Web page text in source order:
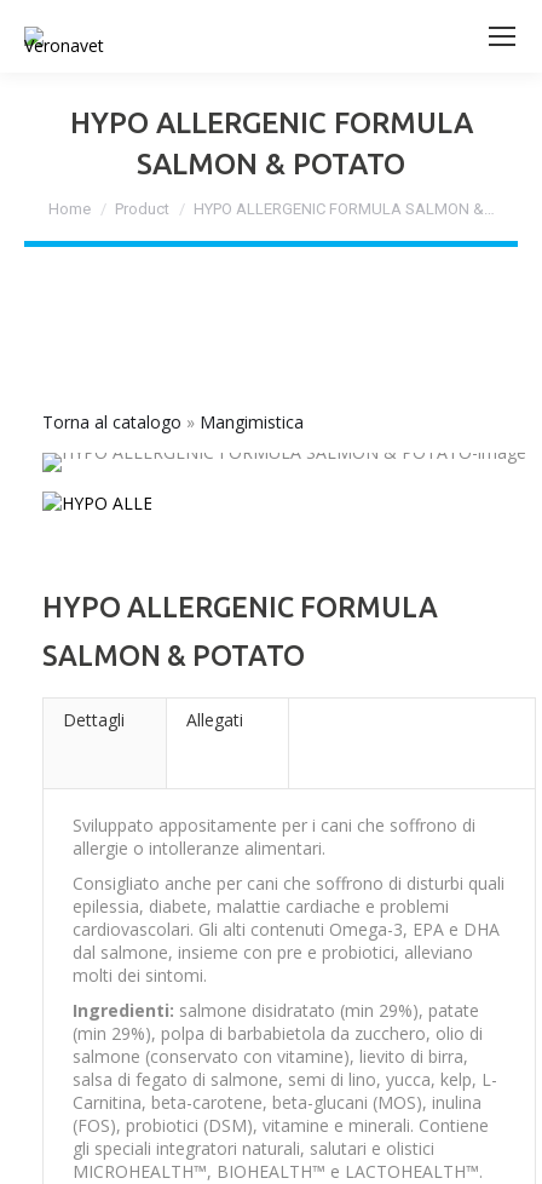
HYPO ALLERGENIC FORMULA
SALMON & POTATO
Home Product HYPO ALLERGENIC FORMULA SALMON &…
Torna al catalogo Mangimistica
HYPO ALLERGENIC FORMULA
SALMON & POTATO
Dettagli Allegati
Sviluppato appositamente per i cani che soffrono di
allergie o intolleranze alimentari.
Consigliato anche per cani che soffrono di disturbi quali
epilessia, diabete, malattie cardiache e problemi
cardiovascolari. Gli alti contenuti Omega-3, EPA e DHA
dal salmone, insieme con pre e probiotici, alleviano
molti dei sintomi.
Ingredienti: salmone disidratato (min 29%), patate
(min 29%), polpa di barbabietola da zucchero, olio di
salmone (conservato con vitamine), lievito di birra,
salsa di fegato di salmone, semi di lino, yucca, kelp, L-
Carnitina, beta-carotene, beta-glucani (MOS), inulina
(FOS), probiotici (DSM), vitamine e minerali. Contiene
gli speciali integratori naturali, salutari e olistici
MICROHEALTH™, BIOHEALTH™ e LACTOHEALTH™.